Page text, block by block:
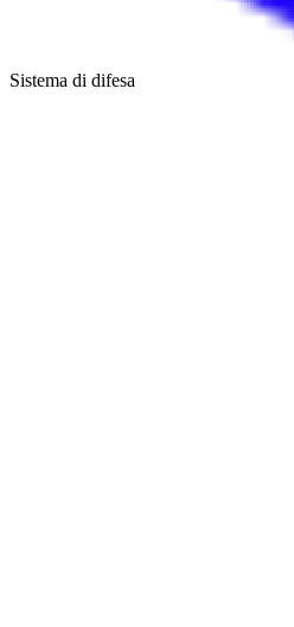
Sistema di difesa